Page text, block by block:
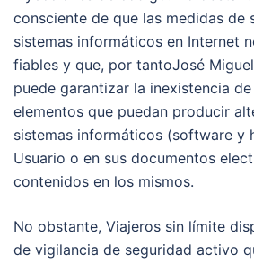
consciente de que las medidas de
sistemas informáticos en Internet
fiables y que, por tantoJosé
puede garantizar la inexistencia
elementos que puedan producir
sistemas informáticos (software y
Usuario o en sus documentos
contenidos en los mismos.
No obstante, Viajeros sin límite
de vigilancia de seguridad activo